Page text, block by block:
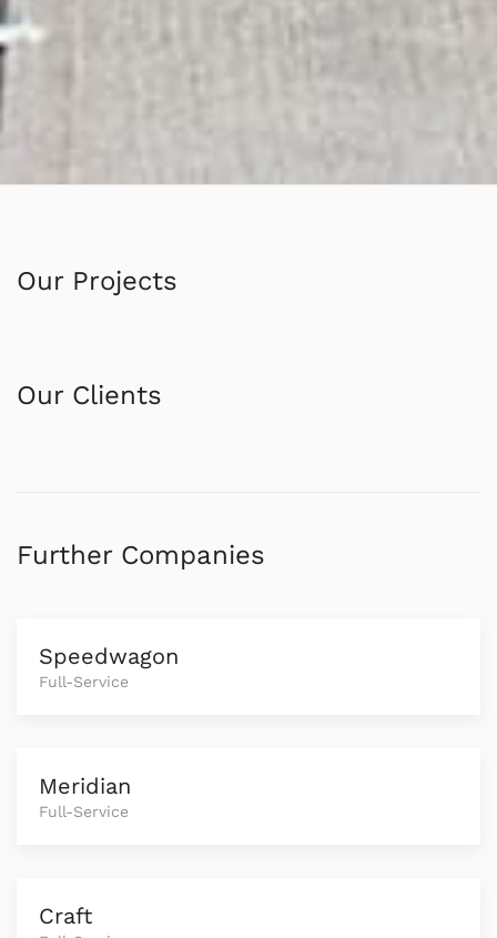
Our Projects
Our Clients
Further Companies
Speedwagon
Full-Service
Meridian
Full-Service
Craft